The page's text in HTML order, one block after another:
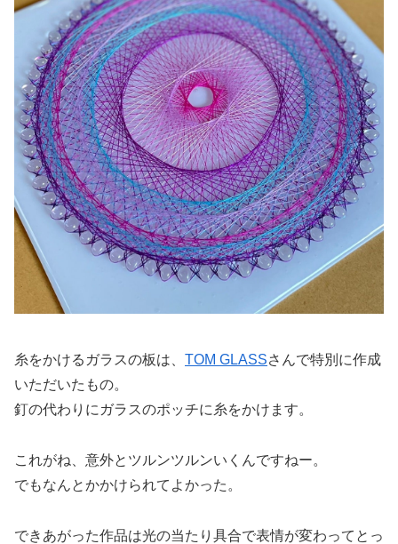
糸をかけるガラスの板は、 TOM GLASSさんで特別に作成
いただいたもの。
釘の代わりにガラスのポッチに糸をかけます。
これがね、意外とツルンツルンいくんですねー。
でもなんとかかけられてよかった。
できあがった作品は光の当たり具合で表情が変わってとっ